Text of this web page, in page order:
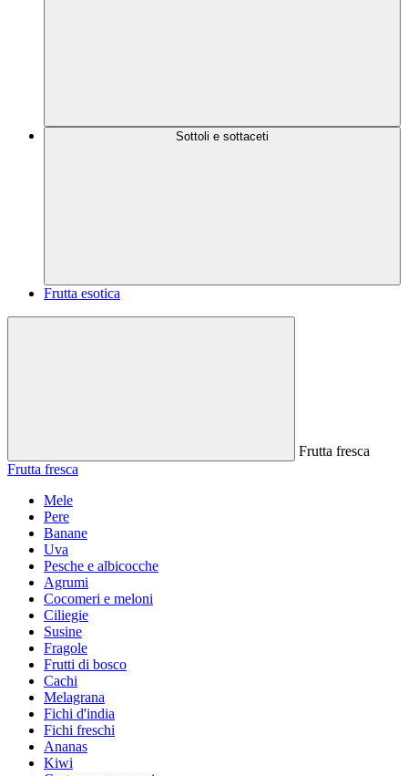
Sottoli e sottaceti
Frutta esotica
Frutta fresca
Frutta fresca
Mele
Pere
Banane
Uva
Pesche e albicocche
Agrumi
Cocomeri e meloni
Ciliegie
Susine
Fragole
Frutti di bosco
Cachi
Melagrana
Fichi d'india
Fichi freschi
Ananas
Kiwi